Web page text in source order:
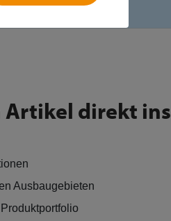
Artikel direkt ins
Ausbaugebieten